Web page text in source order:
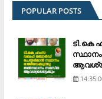
POPULAR POSTS